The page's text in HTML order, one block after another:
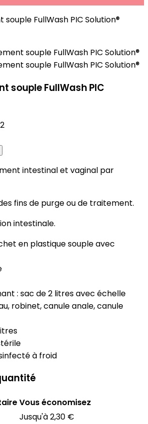
souple FullWash PIC
intestinal et vaginal par
fins de purge ou de traitement.
intestinale.
en plastique souple avec
: sac de 2 litres avec échelle
robinet, canule anale, canule
à froid
Vous économisez
Jusqu'à 2,30 €